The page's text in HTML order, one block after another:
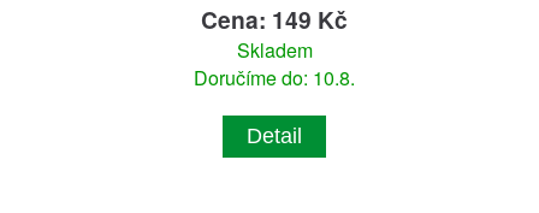
Cena: 149 Kč
Skladem
Doručíme do: 10.8.
Detail